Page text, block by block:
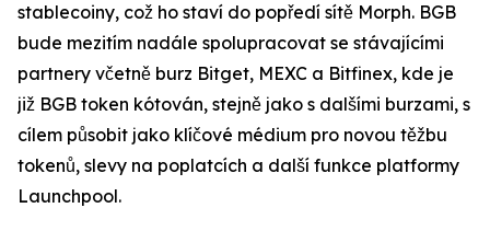
stablecoiny, což ho staví do popředí sítě Morph. BGB
bude mezitím nadále spolupracovat se stávajícími
partnery včetně burz Bitget, MEXC a Bitfinex, kde je
již BGB token kótován, stejně jako s dalšími burzami, s
cílem působit jako klíčové médium pro novou těžbu
tokenů, slevy na poplatcích a další funkce platformy
Launchpool.